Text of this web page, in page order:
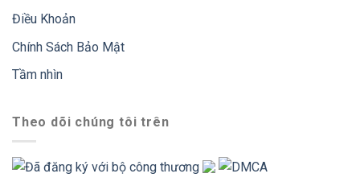
Điều Khoản
Chính Sách Bảo Mật
Tầm nhìn
Theo dõi chúng tôi trên